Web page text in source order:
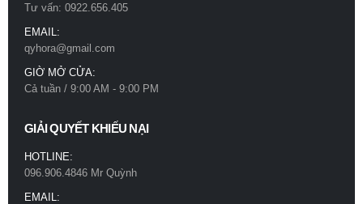
Tư vấn: 0922.656.405
EMAIL:
qyhora@gmail.com
GIỜ MỞ CỬA:
Cả tuần / 9:00 AM - 9:00 PM
GIẢI QUYẾT KHIẾU NẠI
HOTLINE:
096.906.4846 Mr Quỳnh
EMAIL: